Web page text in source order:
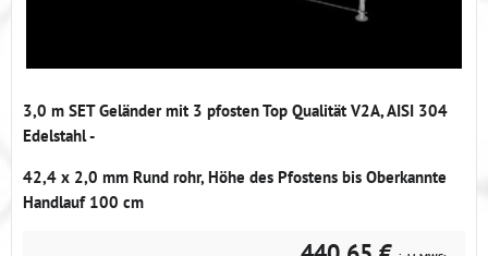
3,0 m SET Geländer mit 3 pfosten Top Qualität V2A, AISI 304
Edelstahl -
42,4 x 2,0 mm Rund rohr, Höhe des Pfostens bis Oberkannte
Handlauf 100 cm